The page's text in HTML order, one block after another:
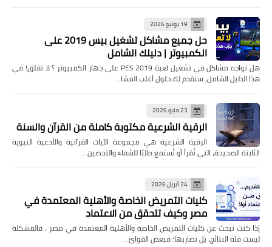
19 يونيو 2026
حل جميع مشاكل تشغيل بيس 2019 على
الكمبيوتر | دليلك الشامل
هل تواجه مشاكل في تشغيل لعبة PES 2019 على جهاز الكمبيوتر ؟ لا تقلق! في
هذا الدليل الشامل، سنقدم لك حلول أغلب المشا…
23 مايو 2026
الرقية الشرعية مكتوبة كاملة من القرآن والسنة
الرقية الشرعية هي مجموعة الآيات القرآنية والأدعية النبوية
الثابتة الصحيحة، التي تُقرأ أو تُستمع طلبًا للشفاء والتحصين …
24 أبريل 2026
كليات التمريض الخاصة والأهلية المعتمدة في
مصر وكيف تتحقق من الاعتماد
إذا كنت تبحث عن كليات التمريض الخاصة والأهلية المعتمدة في مصر ، فالمشكلة
ليست قلة النتائج، بل تضاربها؛ فبعض القوائ…